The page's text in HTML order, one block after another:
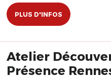
PLUS D'INFOS
Atelier
Présence